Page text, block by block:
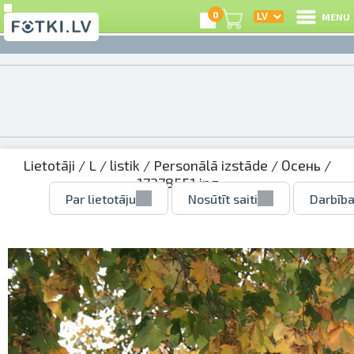
0 MENU
Lietotāji / L / listik / Personālā izstāde / Осень /
17378551.jpg
Par lietotāju Nosūtīt saiti